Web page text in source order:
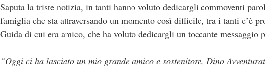
Saputa la triste notizia, in tanti hanno voluto dedicargli commoventi
famiglia che sta attraversando un momento così difficile, tra i tanti c’è
Guida di cui era amico, che ha voluto dedicargli un toccante messaggio
“Oggi ci ha lasciato un mio grande amico e sostenitore, Dino